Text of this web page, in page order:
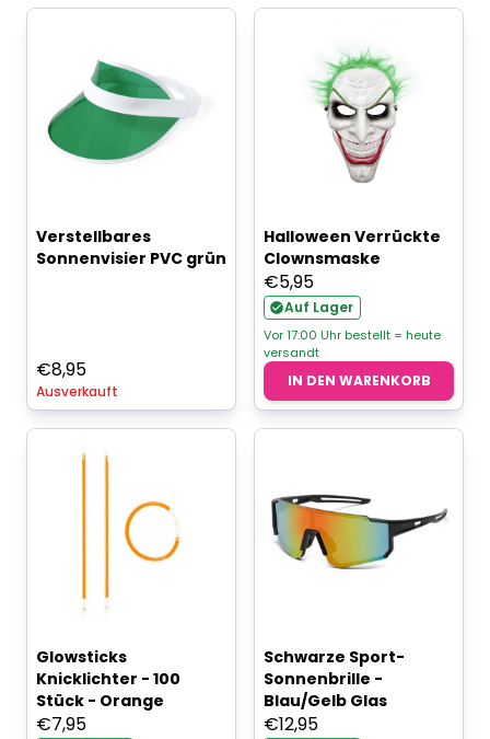
Verstellbares
Sonnenvisier PVC grün
€8,95
Ausverkauft
Halloween Verrückte
Clownsmaske
€5,95
Auf Lager
Vor 17:00 Uhr bestellt = heute
versandt
IN DEN WARENKORB
Glowsticks
Knicklichter - 100
Stück - Orange
€7,95
Schwarze Sport-
Sonnenbrille -
Blau/Gelb Glas
€12,95